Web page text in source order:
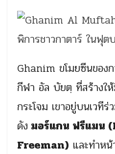
Ghanim ขโมยซีนของ
กีฬา อัล บัยตฺ ที่สร้างใ
กระโจม เขาอยู่บนเวที
ดัง มอร์แกน ฟรีแมน
Freeman) และทำหน้